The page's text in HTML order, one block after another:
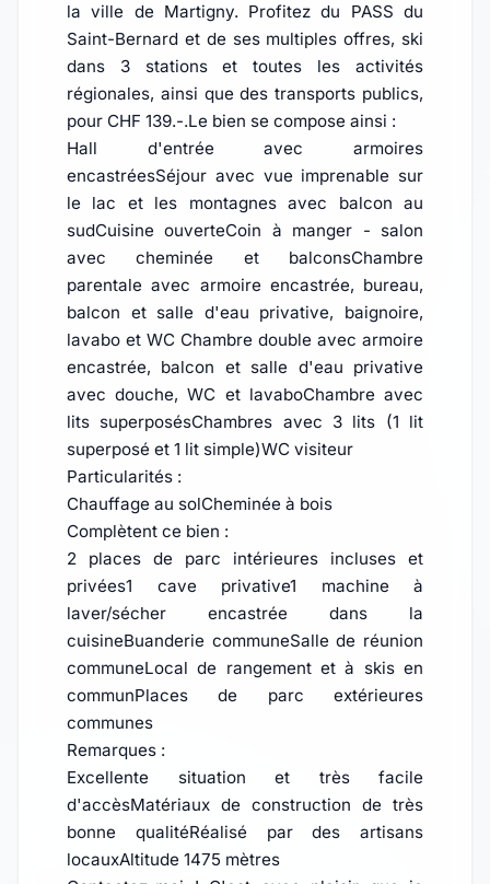
la ville de Martigny. Profitez du PASS du
Saint-Bernard et de ses multiples offres, ski
dans 3 stations et toutes les activités
régionales, ainsi que des transports publics,
pour CHF 139.-.Le bien se compose ainsi :
Hall d'entrée avec armoires
encastréesSéjour avec vue imprenable sur
le lac et les montagnes avec balcon au
sudCuisine ouverteCoin à manger - salon
avec cheminée et balconsChambre
parentale avec armoire encastrée, bureau,
balcon et salle d'eau privative, baignoire,
lavabo et WC Chambre double avec armoire
encastrée, balcon et salle d'eau privative
avec douche, WC et lavaboChambre avec
lits superposésChambres avec 3 lits (1 lit
superposé et 1 lit simple)WC visiteur
Particularités :
Chauffage au solCheminée à bois
Complètent ce bien :
2 places de parc intérieures incluses et
privées1 cave privative1 machine à
laver/sécher encastrée dans la
cuisineBuanderie communeSalle de réunion
communeLocal de rangement et à skis en
communPlaces de parc extérieures
communes
Remarques :
Excellente situation et très facile
d'accèsMatériaux de construction de très
bonne qualitéRéalisé par des artisans
locauxAltitude 1475 mètres